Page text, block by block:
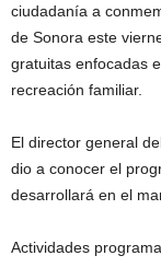
ciudadanía a
de Sonora este
gratuitas enfocadas
recreación familiar.
El director general
dio a conocer el
desarrollará en el
Actividades